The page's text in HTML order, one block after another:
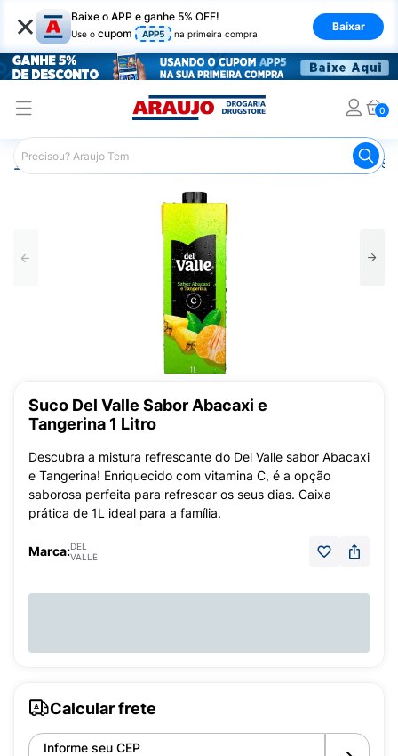
× Baixe o APP e ganhe 5% OFF!
Use o cupom APP5 na primeira compra
Baixar
0
Araujo Mercado Suco Del Valle
Suco Del Valle Sabor Abacaxi e
Tangerina 1 Litro
Descubra a mistura refrescante do Del Valle sabor Abacaxi
e Tangerina! Enriquecido com vitamina C, é a opção
saborosa perfeita para refrescar os seus dias. Caixa
prática de 1L ideal para a família.
Marca:DEL
VALLE
Calcular frete
Informe seu CEP